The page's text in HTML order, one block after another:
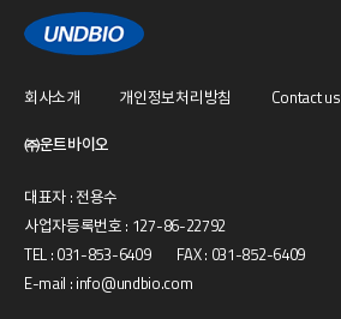
회사소개 개인정보처리방침
Contact us
㈜운트바이오
대표자 : 전용수
사업자등록번호 : 127-86-22792
TEL : 031-853-6409 FAX : 031-852-6409
E-mail : info@undbio.com